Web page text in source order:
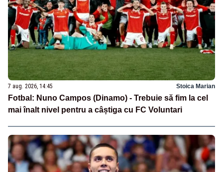
7 aug. 2026, 14:45 Stoica Marian
Fotbal: Nuno Campos (Dinamo) - Trebuie să fim la cel
mai înalt nivel pentru a câștiga cu FC Voluntari